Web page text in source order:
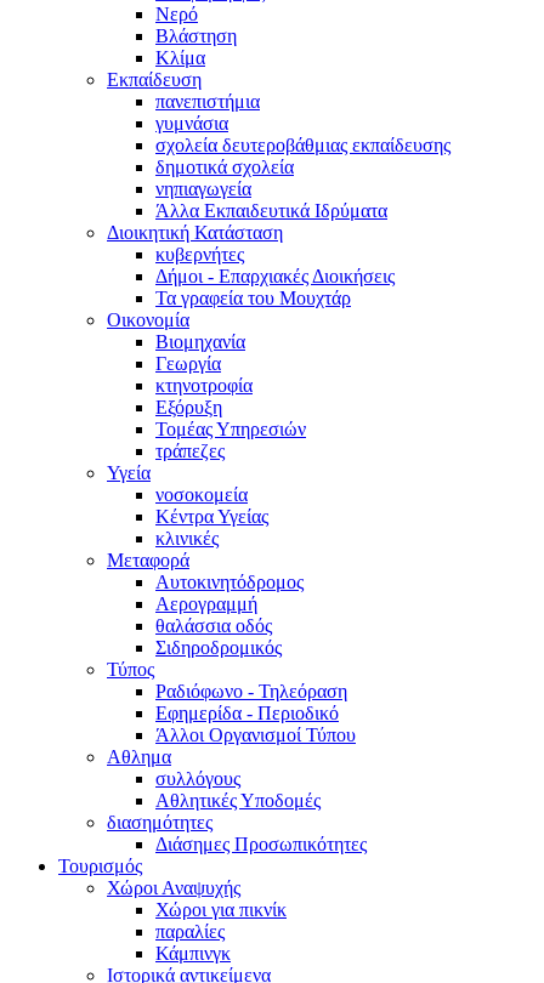
Νερό
Βλάστηση
Κλίμα
Εκπαίδευση
πανεπιστήμια
γυμνάσια
σχολεία δευτεροβάθμιας εκπαίδευσης
δημοτικά σχολεία
νηπιαγωγεία
Άλλα Εκπαιδευτικά Ιδρύματα
Διοικητική Κατάσταση
κυβερνήτες
Δήμοι - Επαρχιακές Διοικήσεις
Τα γραφεία του Μουχτάρ
Οικονομία
Βιομηχανία
Γεωργία
κτηνοτροφία
Εξόρυξη
Τομέας Υπηρεσιών
τράπεζες
Υγεία
νοσοκομεία
Κέντρα Υγείας
κλινικές
Μεταφορά
Αυτοκινητόδρομος
Αερογραμμή
θαλάσσια οδός
Σιδηροδρομικός
Τύπος
Ραδιόφωνο - Τηλεόραση
Εφημερίδα - Περιοδικό
Άλλοι Οργανισμοί Τύπου
Αθλημα
συλλόγους
Αθλητικές Υποδομές
διασημότητες
Διάσημες Προσωπικότητες
Τουρισμός
Χώροι Αναψυχής
Χώροι για πικνίκ
παραλίες
Κάμπινγκ
Ιστορικά αντικείμενα